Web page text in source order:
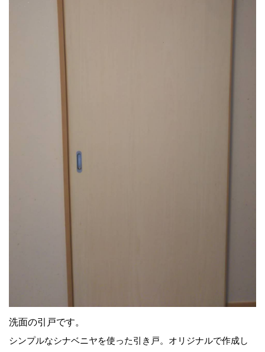
洗面の引戸です。
シンプルなシナベニヤを使った引き戸。オリジナルで作成し